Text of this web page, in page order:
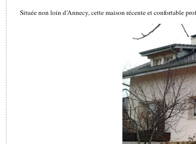
Située non loin d’Annecy, cette maison récente et confortable